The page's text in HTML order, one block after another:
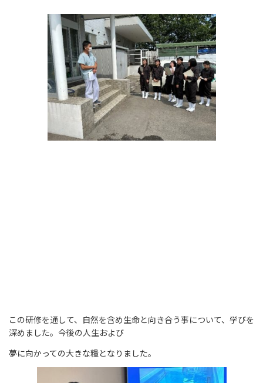
この研修を通して、自然を含め生命と向き合う事について、学びを
深めました。今後の人生および
夢に向かっての大きな糧となりました。